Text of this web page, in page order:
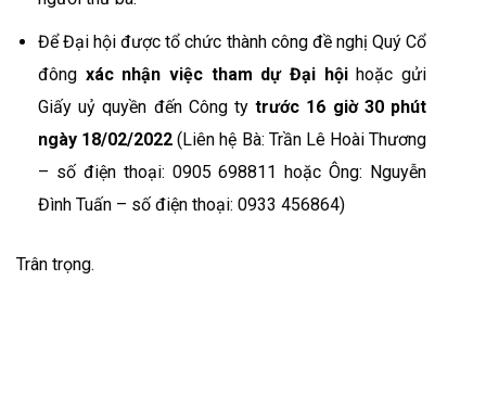
Để Đại hội được tổ chức thành công đề nghị Quý Cổ
đông xác nhận việc tham dự Đại hộihoặc gửi
Giấy uỷ quyền đến Công tytrước 16 giờ 30 phút
ngày 18/02/2022 (Liên hệ Bà: Trần Lê Hoài Thương
– số điện thoại: 0905 698811 hoặc Ông: Nguyễn
Đình Tuấn – số điện thoại: 0933 456864)
Trân trọng.